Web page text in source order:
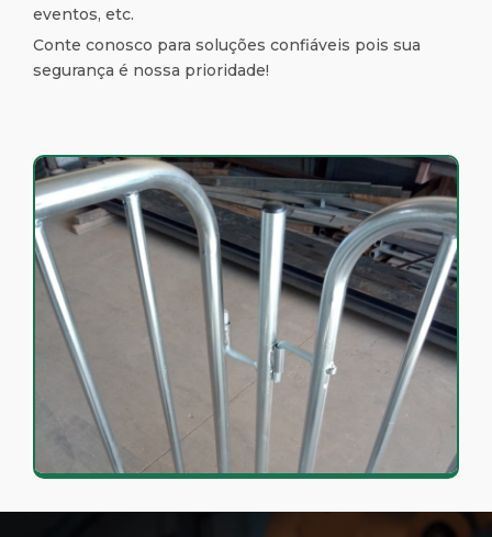
eventos, etc.
Conte conosco para soluções confiáveis pois sua
segurança é nossa prioridade!